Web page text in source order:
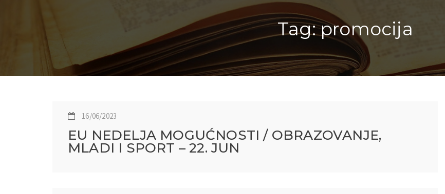
Tag: promocija
16/06/2023
EU NEDELJA MOGUĆNOSTI / OBRAZOVANJE,
MLADI I SPORT – 22. JUN